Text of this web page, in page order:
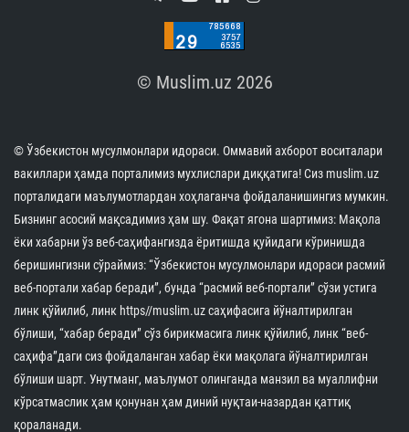
© Muslim.uz 2026
© Ўзбекистон мусулмонлари идораси. Оммавий ахборот воситалари
вакиллари ҳамда порталимиз мухлислари диққатига! Сиз muslim.uz
порталидаги маълумотлардан хоҳлаганча фойдаланишингиз мумкин.
Бизнинг асосий мақсадимиз ҳам шу. Фақат ягона шартимиз: Мақола
ёки хабарни ўз веб-саҳифангизда ёритишда қуйидаги кўринишда
беришингизни сўраймиз: “Ўзбекистон мусулмонлари идораси расмий
веб-портали хабар беради”, бунда “расмий веб-портали” сўзи устига
линк қўйилиб, линк https//muslim.uz саҳифасига йўналтирилган
бўлиши, “хабар беради” сўз бирикмасига линк қўйилиб, линк “веб-
саҳифа”даги сиз фойдаланган хабар ёки мақолага йўналтирилган
бўлиши шарт. Унутманг, маълумот олинганда манзил ва муаллифни
кўрсатмаслик ҳам қонунан ҳам диний нуқтаи-назардан қаттиқ
қораланади.